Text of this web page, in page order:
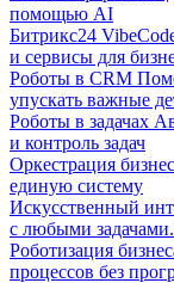
помощью AI
Битрикс24
и сервисы для
Роботы в CRM
упускать важные
Роботы в задачах
и контроль задач
Оркестрация
единую систему
Искусственный
с любыми
Роботизация
процессов без